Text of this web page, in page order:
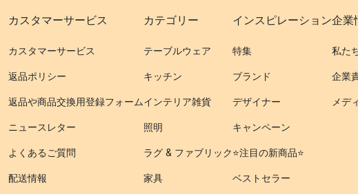
カスタマーサービス
カスタマーサービス
返品ポリシー
返品や商品交換用登録フォーム
ニュースレター
よくあるご質問
配送情報
カテゴリー
テーブルウェア
キッチン
インテリア雑貨
照明
ラグ & ファブリック
家具
インスピレーション
特集
ブランド
デザイナー
キャンペーン
⭐️注目の新商品⭐️
ベストセラー
企業
私た
企業
メデ